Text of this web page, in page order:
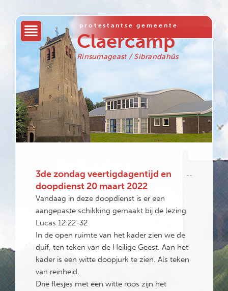
protestantse gemeente
Claercamp
Rinsumageast / Sibrandahûs
--
3de zondag veertigdagentijd en
doopdienst 20 maart 2022
Vandaag in deze doopdienst is er een
aangepaste schikking gemaakt bij de lezing
Lucas 12:22-32
In de open ruimte van het kader zien we de
duif, ten teken van de Heilige Geest. Aan het
kader is een witte doopjurk te zien. Als teken
van reinheid.
Drie flesjes met een witte roos zijn het